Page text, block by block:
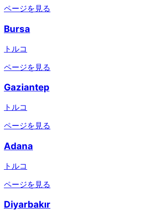
ページを見る
Bursa
トルコ
ページを見る
Gaziantep
トルコ
ページを見る
Adana
トルコ
ページを見る
Diyarbakır